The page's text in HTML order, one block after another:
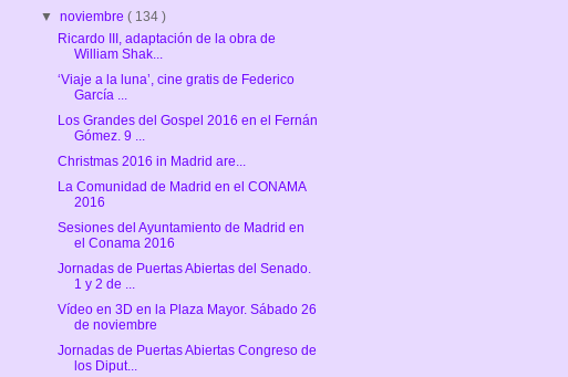
▼noviembre( 134 )
Ricardo III, adaptación de la obra de
William Shak...
‘Viaje a la luna’, cine gratis de Federico
García ...
Los Grandes del Gospel 2016 en el Fernán
Gómez. 9 ...
Christmas 2016 in Madrid are...
La Comunidad de Madrid en el CONAMA
2016
Sesiones del Ayuntamiento de Madrid en
el Conama 2016
Jornadas de Puertas Abiertas del Senado.
1 y 2 de ...
Vídeo en 3D en la Plaza Mayor. Sábado 26
de noviembre
Jornadas de Puertas Abiertas Congreso de
los Diput...